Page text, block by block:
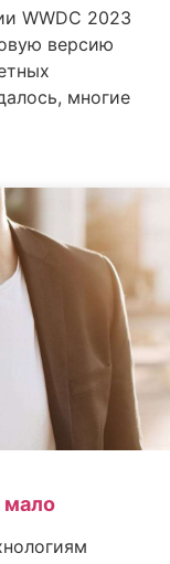
WWDC 2023
версию
многие
мало